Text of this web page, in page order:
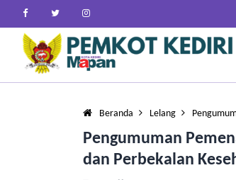
Beranda Lelang
Pengumuman
dan Perbekalan